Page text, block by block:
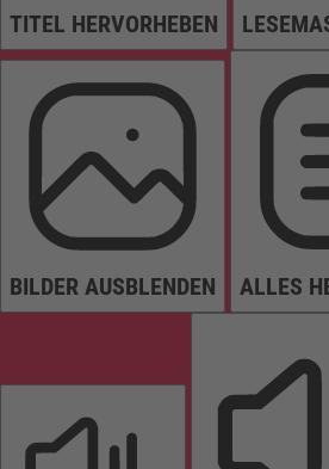
TITEL HERVORHEBEN
BILDER AUSBLENDEN ALLES